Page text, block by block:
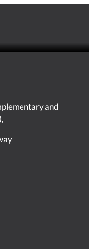
and